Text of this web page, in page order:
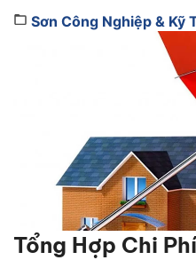
hỏa hoạn. Vậy lựa sơn
Cách chọn như thế nào.
Sơn Công Nghiệp & Kỹ
Tổng Hợp Chi